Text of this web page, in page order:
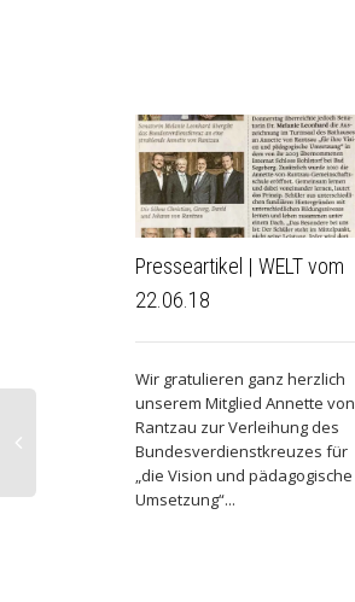
Presseartikel | WELT vom
22.06.18
Wir gratulieren ganz herzlich
unserem Mitglied Annette von
Rantzau zur Verleihung des
Bundesverdienstkreuzes für
„die Vision und pädagogische
Umsetzung“...